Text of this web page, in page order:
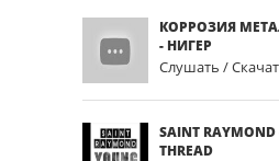
КОРРОЗИЯ
- НИГЕР
Слушать /
SAINT RAYMOND
THREAD